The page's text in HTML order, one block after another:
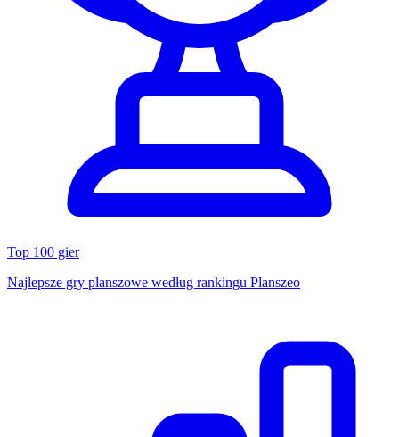
Top 100 gier
Najlepsze gry planszowe według rankingu Planszeo